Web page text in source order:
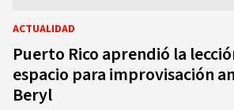
ACTUALIDAD
Puerto Rico aprendió la
espacio para improvisación
Beryl